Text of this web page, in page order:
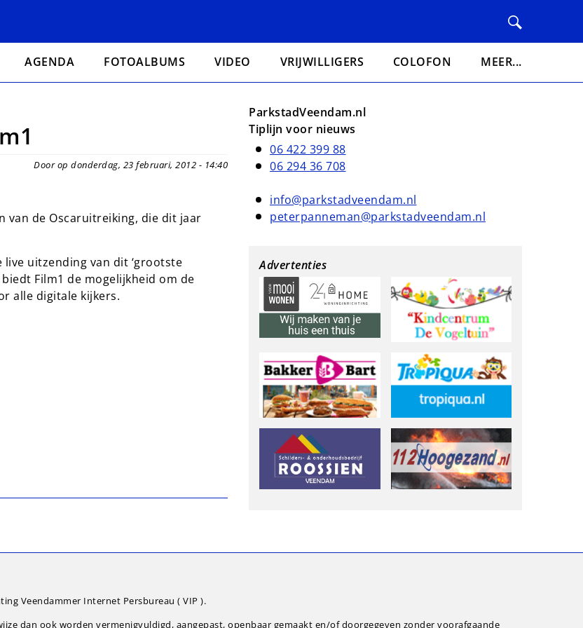
AGENDA FOTOALBUMS VIDEO VRIJWILLIGERS COLOFON MEER...
Door op donderdag, 23 februari, 2012 - 14:40
van de Oscaruitreiking, die dit jaar
live uitzending van dit ‘grootste
Film1 de mogelijkheid om de
alle digitale kijkers.
ParkstadVeendam.nl
Tiplijn voor nieuws
06 422 399 88
06 294 36 708
info@parkstadveendam.nl
peterpanneman@parkstadveendam.nl
Advertenties
Veendammer Internet Persbureau ( VIP ).
dan ook worden vermenigvuldigd, aangepast, openbaar gemaakt en/of doorgegeven zonder voorafgaande